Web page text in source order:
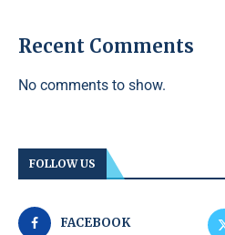
Recent Comments
No comments to show.
FOLLOW US
FACEBOOK